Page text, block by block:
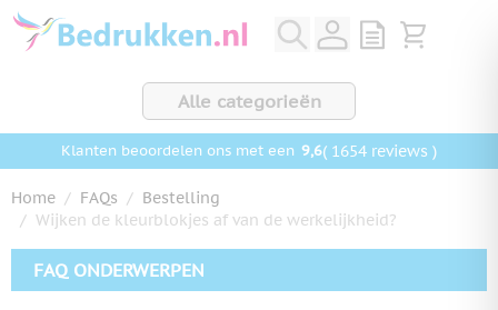
Ga naar de inhoud
View quote,
Bekijk
Alle categorieën
Klanten beoordelen ons met een 9,6( 1654 reviews )
Home / FAQs / Bestelling
/ Wijken de kleurblokjes af van de werkelijkheid?
FAQ ONDERWERPEN